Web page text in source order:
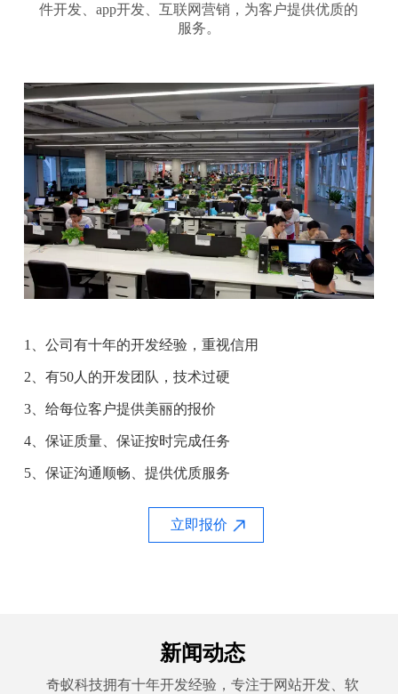
件开发、app开发、互联网营销，为客户提供优质的
服务。
1、公司有十年的开发经验，重视信用
2、有50人的开发团队，技术过硬
3、给每位客户提供美丽的报价
4、保证质量、保证按时完成任务
5、保证沟通顺畅、提供优质服务
立即报价
新闻动态
奇蚁科技拥有十年开发经验，专注于网站开发、软